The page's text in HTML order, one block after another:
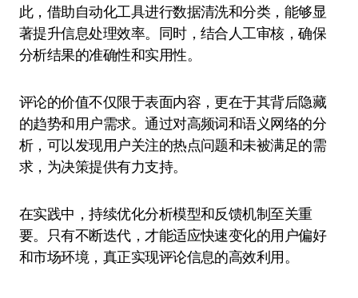
此，借助自动化工具进行数据清洗和分类，能够显
著提升信息处理效率。同时，结合人工审核，确保
分析结果的准确性和实用性。
评论的价值不仅限于表面内容，更在于其背后隐藏
的趋势和用户需求。通过对高频词和语义网络的分
析，可以发现用户关注的热点问题和未被满足的需
求，为决策提供有力支持。
在实践中，持续优化分析模型和反馈机制至关重
要。只有不断迭代，才能适应快速变化的用户偏好
和市场环境，真正实现评论信息的高效利用。